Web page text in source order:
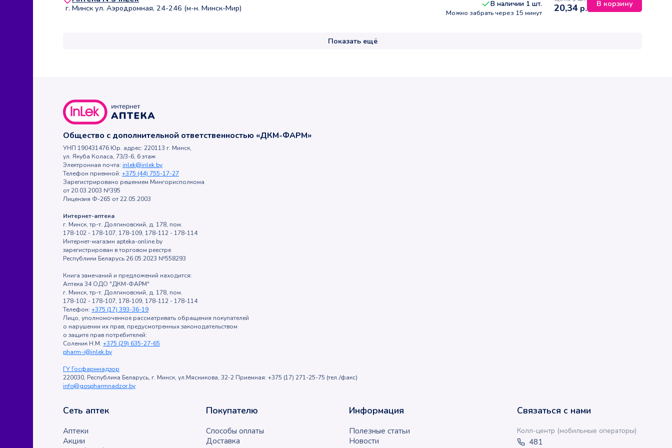
г. Минск ул. Аэродромная, 24-246 (м-н. Минск-Мир) В наличии 1 шт.
Можно забрать через 15 минут 20,34 р. В корзину
Показать ещё
Общество с дополнительной ответственностью «ДКМ-ФАРМ»
УНП 190431476 Юр. адрес: 220113 г. Минск,
ул. Якуба Коласа, 73/3-6, 6 этаж
Электронная почта: inlek@inlek.by
Телефон приемной: +375 (44) 755-17-27
Зарегистрировано решением Мингорисполкома
от 20.03.2003 №395
Лицензия Ф-265 от 22.05.2003
Интернет-аптека
г. Минск, тр-т. Долгиновский, д. 178, пом.
178-102 - 178-107, 178-109, 178-112 - 178-114
Интернет-магазин apteka-online.by
зарегистрирован в торговом реестре
Республики Беларусь 26.05.2023 №558293
Книга замечаний и предложений находится:
Аптека 34 ОДО "ДКМ-ФАРМ"
г. Минск, тр-т. Долгиновский, д. 178, пом.
178-102 - 178-107, 178-109, 178-112 - 178-114
Телефон: +375 (17) 393-36-19
Лицо, уполномоченное рассматривать обращения покупателей
о нарушении их прав, предусмотренных законодательством
о защите прав потребителей:
Соленик Н.М. +375 (29) 635-27-65
pharm-i@inlek.by
ГУ Госфармнадзор
220030, Республика Беларусь, г. Минск, ул.Мясникова, 32-2 Приемная: +375 (17) 271-25-75 (тел./факс)
info@gospharmnadzor.by
Сеть аптек
Аптеки
Акции
Покупателю
Способы оплаты
Доставка
Информация
Полезные статьи
Новости
Связаться с нами
Колл-центр (мобильные операторы)
481